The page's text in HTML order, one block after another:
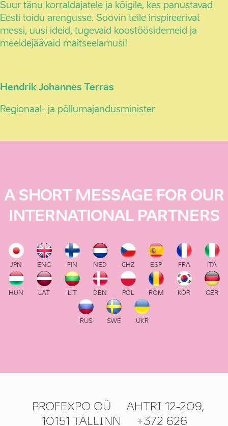
Suur tänu korraldajatele ja kõigile, kes panustavad
Eesti toidu arengusse. Soovin teile inspireerivat
messi, uusi ideid, tugevaid koostöösidemeid ja
meeldejäävaid maitseelamusi!
Hendrik Johannes Terras
Regionaal- ja põllumajandusminister
A SHORT MESSAGE FOR OUR
INTERNATIONAL PARTNERS
JPN ENG FIN NED CHZ ESP FRA ITA
HUN LAT LIT DEN POL ROM KOR GER
RUS SWE UKR
PROFEXPO OÜ
AHTRI 12-209,
10151 TALLINN
+372 626